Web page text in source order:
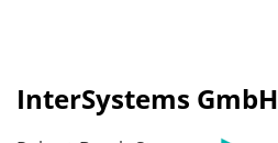
InterSystems GmbH